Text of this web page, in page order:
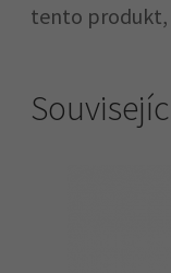
tento produkt,